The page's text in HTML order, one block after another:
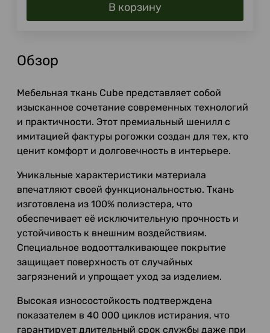
В корзину
Обзор
Мебельная ткань Cube представляет собой
изысканное сочетание современных технологий
и практичности. Этот премиальный шенилл с
имитацией фактуры рогожки создан для тех, кто
ценит комфорт и долговечность в интерьере.
Уникальные характеристики материала
впечатляют своей функциональностью. Ткань
изготовлена из 100% полиэстера, что
обеспечивает её исключительную прочность и
устойчивость к внешним воздействиям.
Специальное водоотталкивающее покрытие
защищает поверхность от случайных
загрязнений и упрощает уход за изделием.
Высокая износостойкость подтверждена
показателем в 40 000 циклов истирания, что
гарантирует длительный срок службы даже при